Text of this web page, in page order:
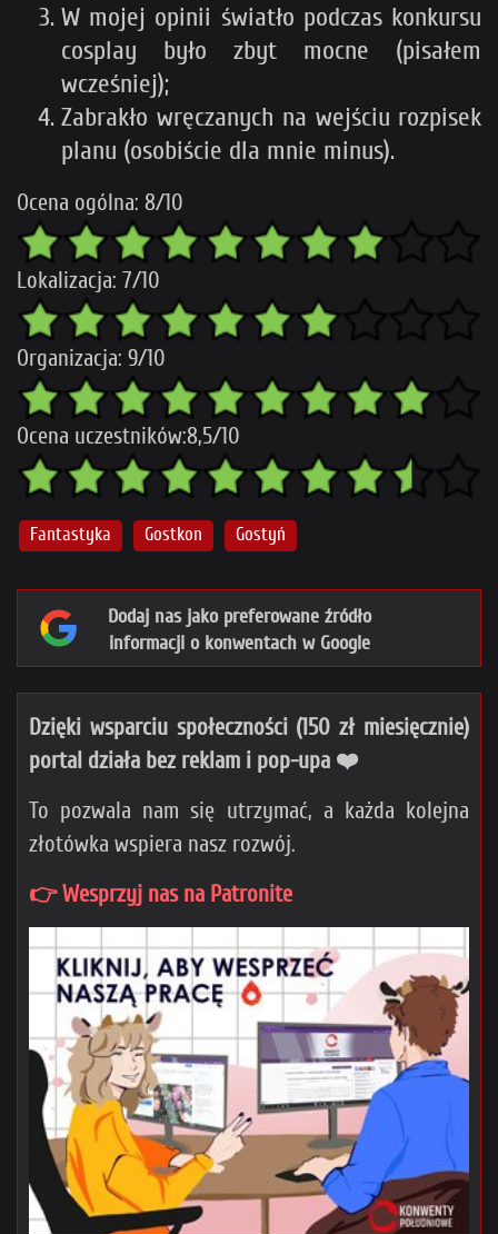
W mojej opinii światło podczas konkursu
cosplay było zbyt mocne (pisałem
wcześniej);
Zabrakło wręczanych na wejściu rozpisek
planu (osobiście dla mnie minus).
Ocena ogólna: 8/10
Lokalizacja: 7/10
Organizacja: 9/10
Ocena uczestników:8,5/10
Fantastyka Gostkon Gostyń
Dodaj nas jako preferowane źródło
informacji o konwentach w Google
Dzięki wsparciu społeczności (150 zł miesięcznie)
portal działa bez reklam i pop-upa ❤️
To pozwala nam się utrzymać, a każda kolejna
złotówka wspiera nasz rozwój.
👉 Wesprzyj nas na Patronite